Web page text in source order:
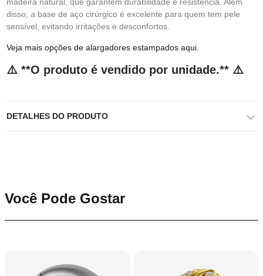
disso, a base de aço cirúrgico é excelente para quem tem pele
sensível, evitando irritações e desconfortos.
Veja mais opções de alargadores estampados aqui.
⚠️ **O produto é vendido por unidade.** ⚠️
DETALHES DO PRODUTO
Você Pode Gostar